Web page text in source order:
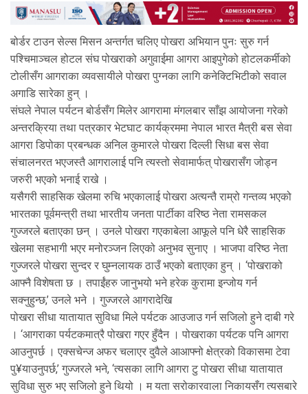
बोर्डर टाउन सेल्स मिसन अन्तर्गत चलिए पोखरा अभियान पुनः सुरु गर्न
पश्चिमाञ्चल होटल संघ पोखराको अगुवाईमा आगरा आइपुगेको होटलकर्मीको
टोलीसँग आगराका व्यवसायीले पोखरा पुग्नका लागि कनेक्टिभिटीको सवाल
अगाडि सारेका हुन् ।
संघले नेपाल पर्यटन बोर्डसँग मिलेर आगरामा मंगलबार साँझ आयोजना गरेको
अन्तरक्रिया तथा पत्रकार भेटघाट कार्यक्रममा नेपाल भारत मैत्री बस सेवा
आगरा डिपोका प्रबन्धक अनिल कुमारले पोखरा दिल्ली सिधा बस सेवा
संचालनरत भएजस्तै आगरालाई पनि त्यस्तो सेवामार्फत् पोखरासँग जोड्न
जरुरी भएको भनाई राखे ।
यसैगरी साहसिक खेलमा रुचि भएकालाई पोखरा अत्यन्तै राम्रो गन्तव्य भएको
भारतका पूर्वमन्त्री तथा भारतीय जनता पार्टीका वरिष्ठ नेता रामसकल
गुज्जरले बताएका छन् । उनले पोखरा गएकाबेला आफूले पनि धेरै साहसिक
खेलमा सहभागी भएर मनोरञ्जन लिएको अनुभव सुनाए । भाजपा वरिष्ठ नेता
गुज्जरले पोखरा सुन्दर र घुम्नलायक ठाउँ भएको बताएका हुन् । ‘पोखराको
आफ्नै विशेषता छ । तपाईंहरु जानुभयो भने हरेक कुरामा इन्जोय गर्न
सक्नुहुन्छ,’ उनले भने । गुज्जरले आगरादेखि
पोखरा सीधा यातायात सुविधा मिले पर्यटक आउजाउ गर्न सजिलो हुने दाबी गरे
। ‘आगराका पर्यटकमात्रै पोखरा गएर हुँदैन । पोखराका पर्यटक पनि आगरा
आउनुपर्छ । एक्सचेन्ज अफर चलाएर दुवैले आआफ्नो क्षेत्रको विकासमा टेवा
पु¥याउनुपर्छ,’ गुज्जरले भने, ‘त्यसका लागि आगरा टु पोखरा सीधा यातायात
सुविधा सुरु भए सजिलो हुने थियो । म यता सरोकारवाला निकायसँग त्यसबारे